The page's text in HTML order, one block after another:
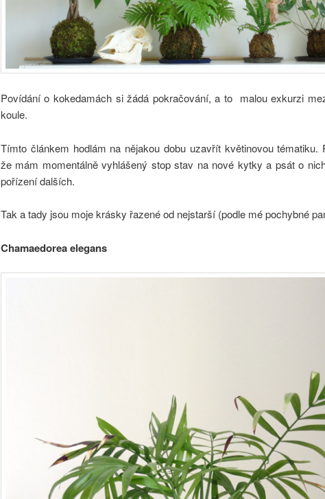
Povídání o kokedamách si žádá pokračování, a to malou exkurzi
koule.
Tímto článkem hodlám na nějakou dobu uzavřít květinovou tématiku.
že mám momentálně vyhlášený stop stav na nové kytky a psát o
pořízení dalších.
Tak a tady jsou moje krásky řazené od nejstarší (podle mé pochybné
Chamaedorea elegans